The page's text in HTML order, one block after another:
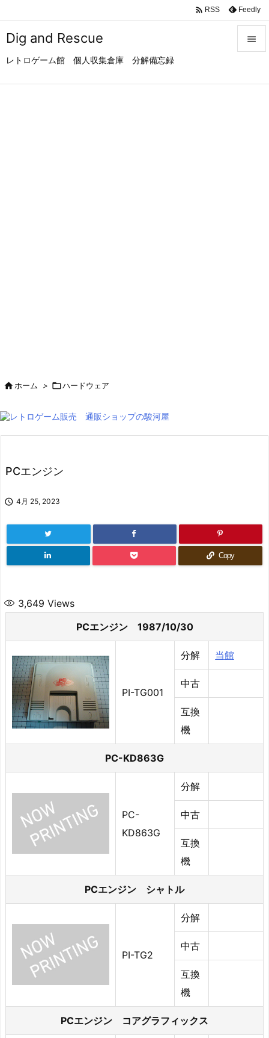
Dig and Rescue
レトロゲーム館 個人収集倉庫 分解備忘録

 RSS Feedly
ホーム > ハードウェア
PCエンジン
 4月 25, 2023
Copy
3,649 Views
PCエンジン 1987/10/30
PI-TG001
分解 当館
中古
互換
機
PC-KD863G
PC-
KD863G
分解
中古
互換
機
PCエンジン シャトル
PI-TG2
分解
中古
互換
機
PCエンジン コアグラフィックス